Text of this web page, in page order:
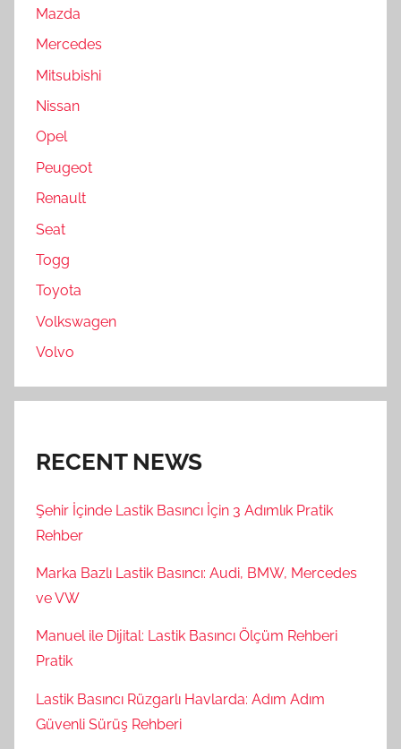
Mazda
Mercedes
Mitsubishi
Nissan
Opel
Peugeot
Renault
Seat
Togg
Toyota
Volkswagen
Volvo
RECENT NEWS
Şehir İçinde Lastik Basıncı İçin 3 Adımlık Pratik
Rehber
Marka Bazlı Lastik Basıncı: Audi, BMW, Mercedes
ve VW
Manuel ile Dijital: Lastik Basıncı Ölçüm Rehberi
Pratik
Lastik Basıncı Rüzgarlı Havlarda: Adım Adım
Güvenli Sürüş Rehberi